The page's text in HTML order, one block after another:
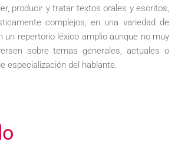
producir y tratar textos orales y escritos,
complejos, en una variedad de
un repertorio léxico amplio aunque no muy
sobre temas generales, actuales o
especialización del hablante.